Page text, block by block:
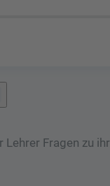
Lehrer Fragen zu